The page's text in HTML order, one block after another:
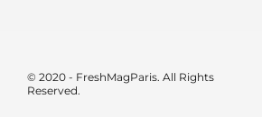
© 2020 - FreshMagParis. All Rights
Reserved.